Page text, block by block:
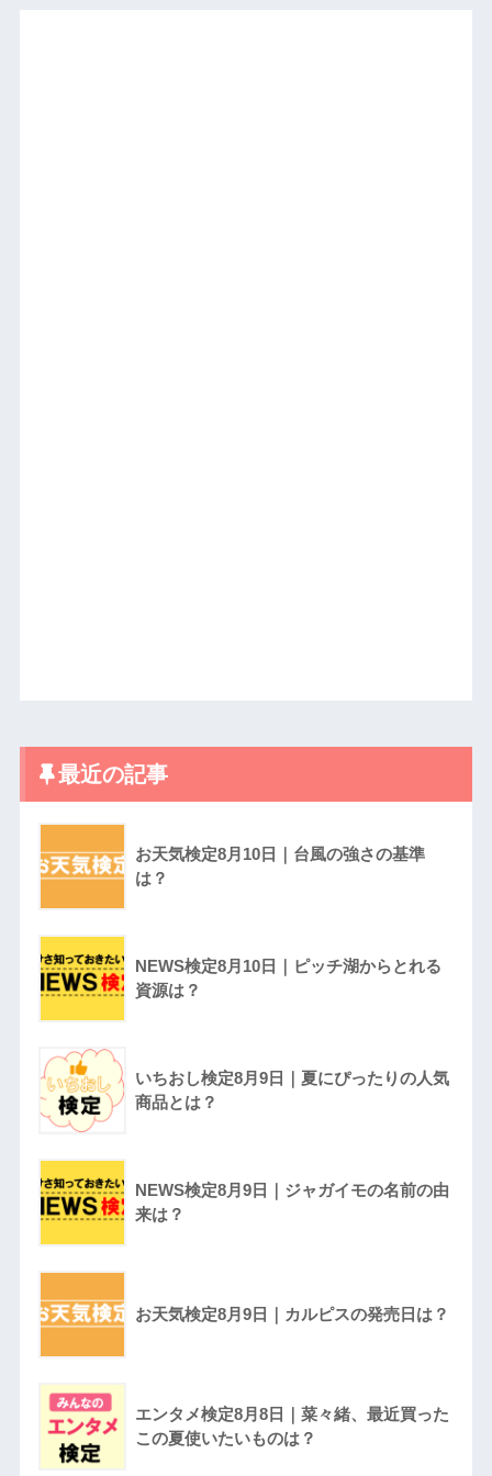
最近の記事
お天気検定8月10日｜台風の強さの基準
は？
NEWS検定8月10日｜ピッチ湖からとれる
資源は？
いちおし検定8月9日｜夏にぴったりの人気
商品とは？
NEWS検定8月9日｜ジャガイモの名前の由
来は？
お天気検定8月9日｜カルピスの発売日は？
エンタメ検定8月8日｜菜々緒、最近買った
この夏使いたいものは？